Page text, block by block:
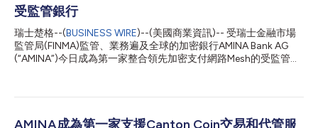
受監管銀行
瑞士楚格--(BUSINESS WIRE)--(美國商業資訊)-- 受瑞士金融市場
監管局(FINMA)監管、業務遍及全球的加密銀行AMINA Bank AG
(“AMINA”)今日成為第一家整合領先加密支付網路Mesh的受監管銀
家錢包服務商驗證錢包所有權，並存入穩定幣和數位資產。從此，
需的多步驟驗證流程。 AMINA產品長Myles Harrison表示：「儘管
AMINA成為第一家支援Canton Coin交易和代管服